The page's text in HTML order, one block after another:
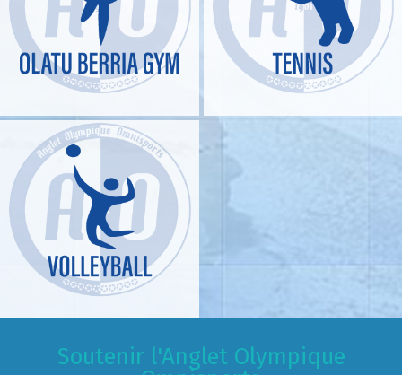
Soutenir l'Anglet Olympique